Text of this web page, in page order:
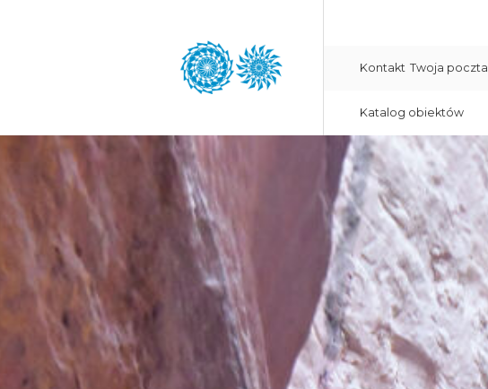
Kontakt Twoja poczta
Katalog obiektów